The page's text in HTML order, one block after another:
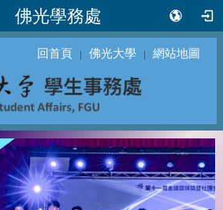
佛光學務處
回首頁 ｜ 佛光大學 ｜ 網站地圖